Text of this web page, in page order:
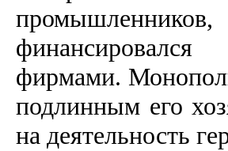
фирмами.
подлинным его
на деятельность